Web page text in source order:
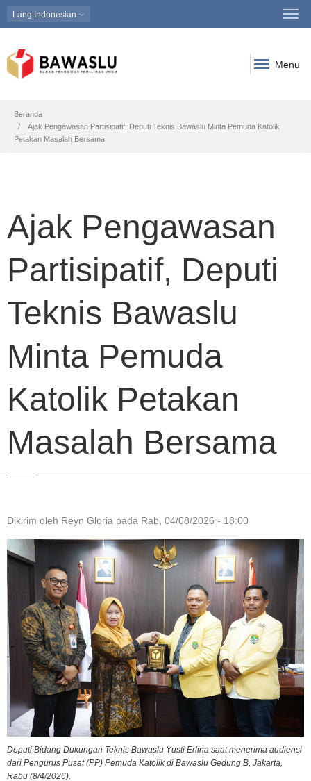
Lang Indonesian
Menu
Breadcrumb
Beranda
Ajak Pengawasan Partisipatif, Deputi Teknis Bawaslu Minta Pemuda Katolik
Petakan Masalah Bersama
Ajak Pengawasan
Partisipatif, Deputi
Teknis Bawaslu
Minta Pemuda
Katolik Petakan
Masalah Bersama
Dikirim oleh Reyn Gloria pada Rab, 04/08/2026 - 18:00
Deputi Bidang Dukungan Teknis Bawaslu Yusti Erlina saat menerima audiensi
dari Pengurus Pusat (PP) Pemuda Katolik di Bawaslu Gedung B, Jakarta,
Rabu (8/4/2026).